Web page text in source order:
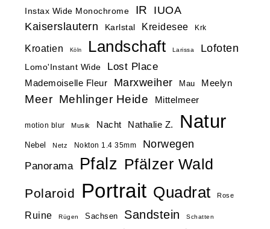
Instax Wide Monochrome
IR
IUOA
Kaiserslautern
Karlstal Kreidesee Krk
Kroatien Köln Landschaft Larissa Lofoten
Lomo'Instant Wide Lost Place
Mademoiselle Fleur Marxweiher Mau Meelyn
Meer Mehlinger Heide Mittelmeer
motion blur Musik Nacht Nathalie Z. Natur
Nebel Netz Nokton 1.4 35mm Norwegen
Panorama Pfalz Pfälzer Wald
Polaroid Portrait Quadrat Rose
Ruine Rügen Sachsen Sandstein Schatten